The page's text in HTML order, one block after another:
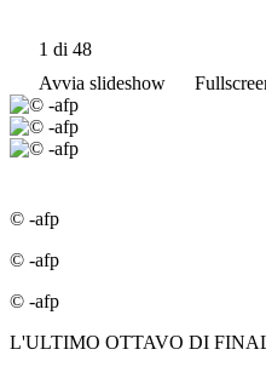
1 di 48
Avvia slideshow
© -afp
© -afp
© -afp
L'ULTIMO OTTAVO DI